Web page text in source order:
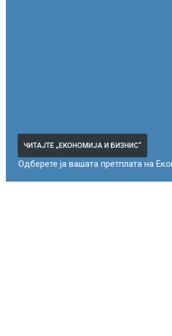
ЧИТАЈТЕ „ЕКОНОМИЈА И БИЗНИС“
Одберете ја вашата претплата на